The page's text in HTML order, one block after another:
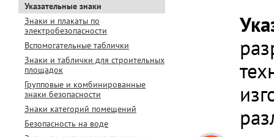
Указательные знаки
Знаки и плакаты по
электробезопасности
Вспомогательные таблички
Знаки и таблички для строительных
площадок
Групповые и комбинированные
знаки безопасности
Знаки категорий помещений
Безопасность на воде